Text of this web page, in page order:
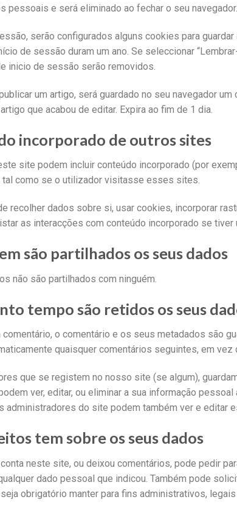
pessoais e será eliminado ao fechar o seu navegador.
serão configurados alguns cookies para
de sessão duram um ano. Se seleccionar
inicio de sessão serão removidos.
um artigo, será guardado no seu navegador
que acabou de editar. Expira ao fim de 1 dia.
incorporado de outros sites
site podem incluir conteúdo incorporado (por
como se o utilizador visitasse esses sites.
recolher dados sobre si, usar cookies, incorporar
as interacções com conteúdo incorporado se
são partilhados os seus dados
não são partilhados com ninguém.
tempo são retidos os seus
comentário, o comentário e os seus metadados são
quaisquer comentários seguintes, em vez
que se registem no nosso site (se algum),
ver, editar, ou eliminar a sua informação
administradores do site podem também ver e editar
tem sobre os seus dados
neste site, ou deixou comentários, pode pedir
dado pessoal que indicou. Também pode
obrigatório manter para fins administrativos, legais